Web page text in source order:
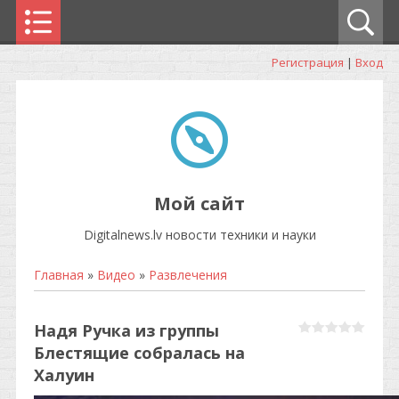
Регистрация | Вход
Мой сайт
Digitalnews.lv новости техники и науки
Главная » Видео » Развлечения
Надя Ручка из группы
Блестящие собралась на
Халуин